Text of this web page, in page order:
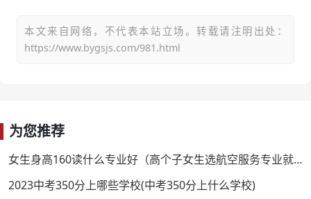
本文来自网络，不代表本站立场。转载请注明出处：
https://www.bygsjs.com/981.html
为您推荐
女生身高160读什么专业好（高个子女生选航空服务专业就对了）
2023中考350分上哪些学校(中考350分上什么学校)